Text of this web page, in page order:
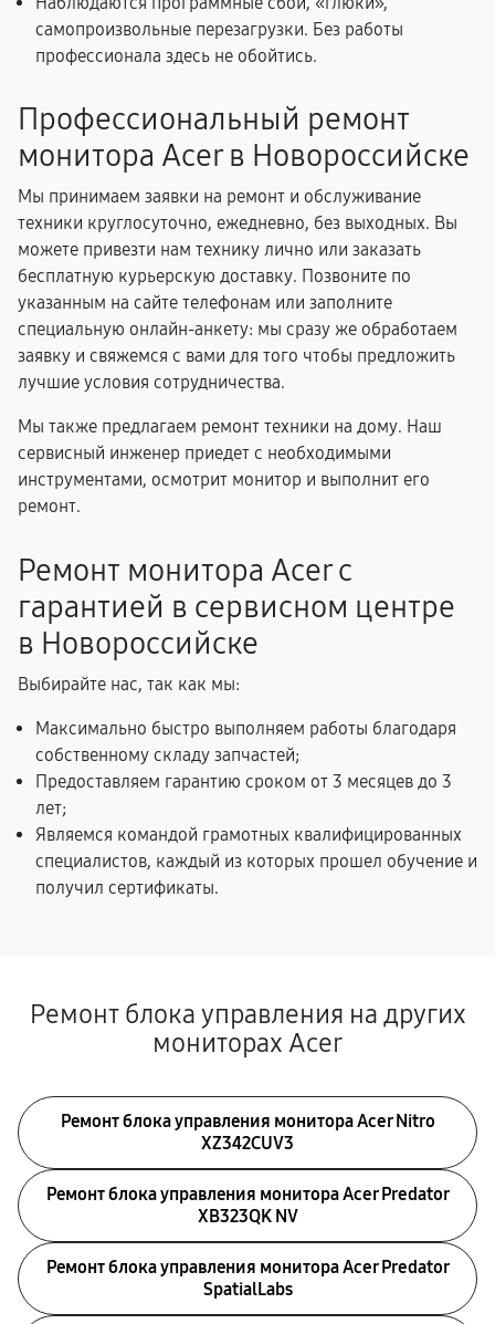
самопроизвольные перезагрузки. Без работы
профессионала здесь не обойтись.
Профессиональный ремонт
монитора Acer в Новороссийске
Мы принимаем заявки на ремонт и обслуживание
техники круглосуточно, ежедневно, без выходных. Вы
можете привезти нам технику лично или заказать
бесплатную курьерскую доставку. Позвоните по
указанным на сайте телефонам или заполните
специальную онлайн-анкету: мы сразу же обработаем
заявку и свяжемся с вами для того чтобы предложить
лучшие условия сотрудничества.
Мы также предлагаем ремонт техники на дому. Наш
сервисный инженер приедет с необходимыми
инструментами, осмотрит монитор и выполнит его
ремонт.
Ремонт монитора Acer с
гарантией в сервисном центре
в Новороссийске
Выбирайте нас, так как мы:
Максимально быстро выполняем работы благодаря
собственному складу запчастей;
Предоставляем гарантию сроком от 3 месяцев до 3
лет;
Являемся командой грамотных квалифицированных
специалистов, каждый из которых прошел обучение и
получил сертификаты.
Ремонт блока управления на других
мониторах Acer
Ремонт блока управления монитора Acer Nitro
XZ342CUV3
Ремонт блока управления монитора Acer Predator
XB323QK NV
Ремонт блока управления монитора Acer Predator
SpatialLabs